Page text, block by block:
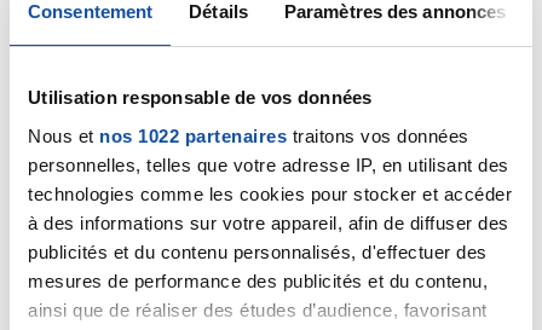
Consentement Détails Paramètres des annonces
Utilisation responsable de vos données
Nous et nos 1022 partenaires traitons vos données
personnelles, telles que votre adresse IP, en utilisant des
technologies comme les cookies pour stocker et accéder
à des informations sur votre appareil, afin de diffuser des
publicités et du contenu personnalisés, d'effectuer des
mesures de performance des publicités et du contenu,
ainsi que de réaliser des études d’audience, favorisant
stefan1412
Bonjour , j’ai 48 ans. J’ai fait une première prise de sang
avec un psa total de 10,7. Une seconde un mois après
avec un psa de 10,2 mais cette fois avec mesure des
psa libre de 2,58 soit un rapport de 25,3%. Donc le total
m’inquiète mais le rapport me rassure. Pourriez votre
m’aider a comprendre.merci